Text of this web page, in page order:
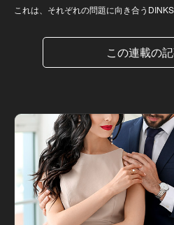
これは、それぞれの問題に向き合うDINKS
この連載の